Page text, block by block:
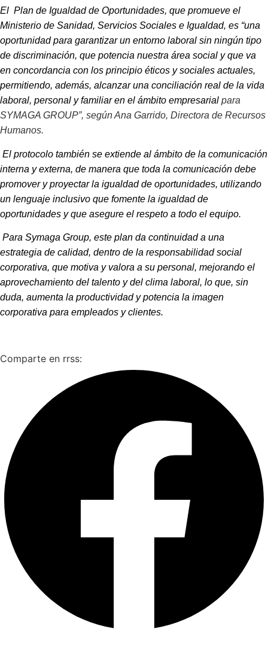
El Plan de Igualdad de Oportunidades, que promueve el
Ministerio de Sanidad, Servicios Sociales e Igualdad, es “una
oportunidad para garantizar un entorno laboral sin ningún tipo
de discriminación, que potencia nuestra área social y que va
en concordancia con los principio éticos y sociales actuales,
permitiendo, además, alcanzar una conciliación real de la vida
laboral, personal y familiar en el ámbito empresarial para
SYMAGA GROUP”, según Ana Garrido, Directora de Recursos
Humanos.
El protocolo también se extiende al ámbito de la comunicación
interna y externa, de manera que toda la comunicación debe
promover y proyectar la igualdad de oportunidades, utilizando
un lenguaje inclusivo que fomente la igualdad de
oportunidades y que asegure el respeto a todo el equipo.
Para Symaga Group, este plan da continuidad a una
estrategia de calidad, dentro de la responsabilidad social
corporativa, que motiva y valora a su personal, mejorando el
aprovechamiento del talento y del clima laboral, lo que, sin
duda, aumenta la productividad y potencia la imagen
corporativa para empleados y clientes.
Comparte en rrss: